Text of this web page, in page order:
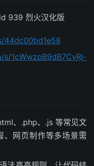
939 烈火汉化版
44dc00bd1e58
1cWwzpB9dB7CyRj-
、.php、.js 等常见文
网页制作等多场景需